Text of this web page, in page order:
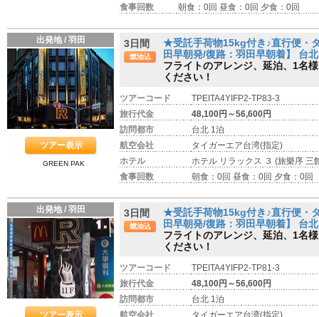
食事回数 朝食：0回 昼食：0回 夕食：0回
出発地 / 羽田
ツアー表示
GREEN PAK
3日間
燃油込
★受託手荷物15kg付き♪直行便・
田早朝発/復路：羽田早朝着】 台
フライトのアレンジ、延泊、1名
ください！
ツアーコード
TPEITA4YIFP2-TP83-3
旅行代金
48,100円～56,600円
訪問都市
台北 1泊
航空会社
タイガーエア台湾(指定)
ホテル
ホテル リラックス ３ (旅樂序 三
食事回数
朝食：0回 昼食：0回 夕食：0回
出発地 / 羽田
ツアー表示
3日間
燃油込
★受託手荷物15kg付き♪直行便・
田早朝発/復路：羽田早朝着】 台
フライトのアレンジ、延泊、1名
ください！
ツアーコード
TPEITA4YIFP2-TP81-3
旅行代金
48,100円～56,600円
訪問都市
台北 1泊
航空会社
タイガーエア台湾(指定)